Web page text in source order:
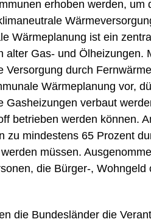
erhoben werden, um
Wärmeplanung ist ein
alter Gas- und Ölheizungen.
Versorgung durch Fernwärme
Wärmeplanung vor,
Gasheizungen verbaut
betrieben werden können.
zu mindestens 65 Prozent
müssen.
die Bürger-,
die Bundesländer die